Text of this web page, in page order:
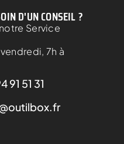
D'UN CONSEIL ?
Service
7h à
91 51 31